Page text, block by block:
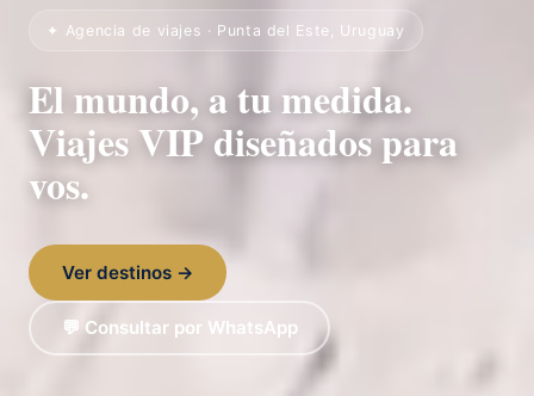
✦ Agencia de viajes · Punta del Este, Uruguay
El mundo, a tu medida.
Viajes VIP diseñados para
vos.
Ver destinos →
💬 Consultar por WhatsApp